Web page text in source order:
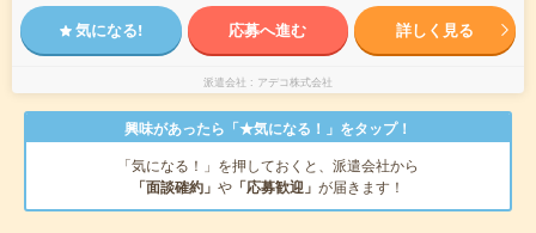
気になる! 応募へ進む 詳しく見る
派遣会社 アデコ株式会社
興味があったら「★気になる！」をタップ！
「気になる！」を押しておくと、派遣会社から
「面談確約」 や 「応募歓迎」 が届きます！